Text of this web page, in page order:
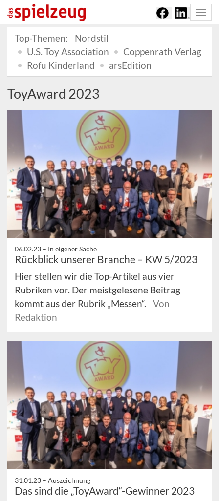
Top-Themen:
Nordstil
U.S. Toy Association
Coppenrath Verlag
Rofu Kinderland
arsEdition
ToyAward 2023
06.02.23 – In eigener Sache
Rückblick unserer Branche – KW 5/2023
Hier stellen wir die Top-Artikel aus vier
Rubriken vor. Der meistgelesene Beitrag
kommt aus der Rubrik „Messen“.
Von
Redaktion
31.01.23 – Auszeichnung
Das sind die „ToyAward“-Gewinner 2023